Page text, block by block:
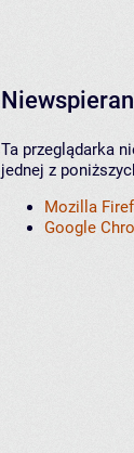
Ta przeglądarka
jednej z
Mozilla
Google